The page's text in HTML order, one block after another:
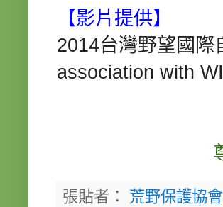
【影片提供】
2014台灣野望國
association with
張貼者： 荒野保護協